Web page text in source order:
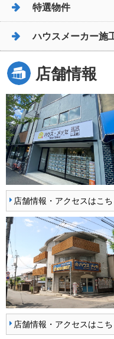
特選物件
ハウスメーカー施
店舗情報
店舗情報・アクセスはこち
店舗情報・アクセスはこち